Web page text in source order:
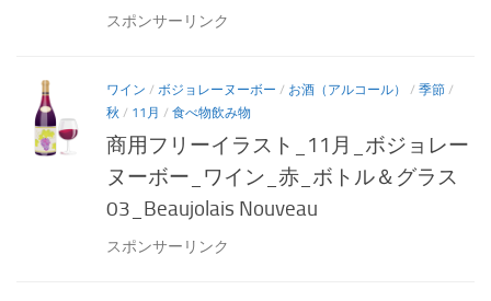
スポンサーリンク
ワイン / ボジョレーヌーボー / お酒（アルコール） / 季節 /
秋 / 11月 / 食べ物飲み物
商用フリーイラスト_11月_ボジョレー
ヌーボー_ワイン_赤_ボトル＆グラス
03_Beaujolais Nouveau
スポンサーリンク